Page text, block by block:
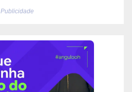
Publicidade